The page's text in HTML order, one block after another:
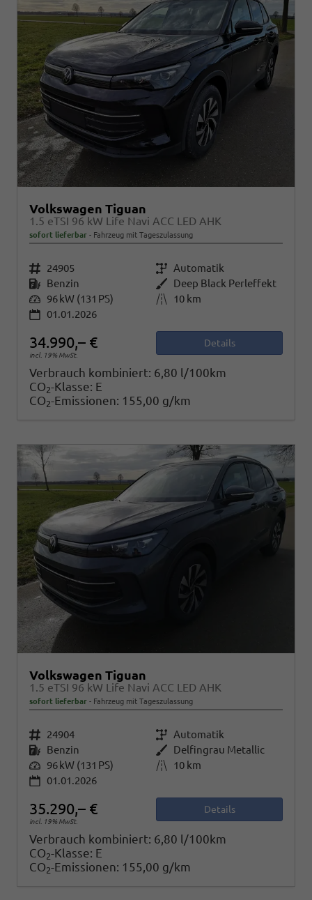
Volkswagen Tiguan
1.5 eTSI 96 kW Life Navi ACC LED AHK
sofort lieferbar Fahrzeug mit Tageszulassung
Fahrzeugnr. 24905 Getriebe Automatik
Kraftstoff Benzin Außenfarbe Deep Black Perleffekt
Leistung 96 kW (131 PS) Kilometerstand
10 km
01.01.2026
34.990,– €
incl. 19% MwSt.
Details
Verbrauch kombiniert: 6,80 l/100km
CO2-Klasse: E
CO2-Emissionen: 155,00 g/km
Volkswagen Tiguan
1.5 eTSI 96 kW Life Navi ACC LED AHK
sofort lieferbar Fahrzeug mit Tageszulassung
Fahrzeugnr. 24904 Getriebe Automatik
Kraftstoff Benzin Außenfarbe Delfingrau Metallic
Leistung 96 kW (131 PS) Kilometerstand
10 km
01.01.2026
35.290,– €
incl. 19% MwSt.
Details
Verbrauch kombiniert: 6,80 l/100km
CO2-Klasse: E
CO2-Emissionen: 155,00 g/km